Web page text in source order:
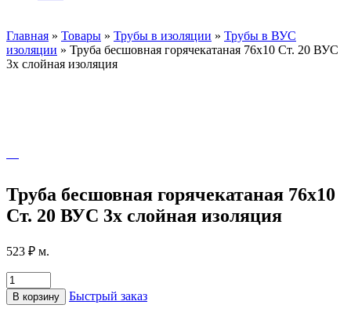
Главная » Товары » Трубы в изоляции » Трубы в ВУС
изоляции » Труба бесшовная горячекатаная 76х10 Ст. 20 ВУС
3х слойная изоляция
Труба бесшовная горячекатаная 76х10
Ст. 20 ВУС 3х слойная изоляция
523 ₽ м.
В корзину Быстрый заказ